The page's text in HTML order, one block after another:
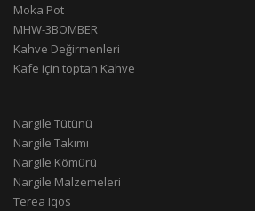
Moka Pot
MHW-3BOMBER
Kahve Değirmenleri
Kafe için toptan Kahve
Nargile Tütünü
Nargile Takımı
Nargile Kömürü
Nargile Malzemeleri
Terea Iqos